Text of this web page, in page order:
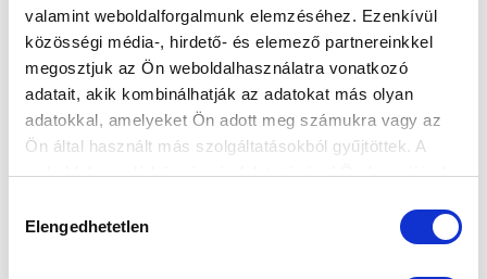
valamint weboldalforgalmunk elemzéséhez. Ezenkívül
közösségi média-, hirdető- és elemező partnereinkkel
megosztjuk az Ön weboldalhasználatra vonatkozó
adatait, akik kombinálhatják az adatokat más olyan
adatokkal, amelyeket Ön adott meg számukra vagy az
Ön által használt más szolgáltatásokból gyűjtöttek. A
weboldalon való böngészés folytatásával Ön hozzájárul a
kiválasztása
Elengedhetetlen
SZURKOLÓI INFORMÁCIÓK A SZOMBATI
EDZŐMECCSRE
2025-07-17 09:06:20
Jön a második edzőmeccsünk ezen a héten:
szombaton délután a felvidéki KFC Komárno
együttesét fogadjuk.